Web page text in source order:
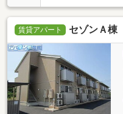
賃貸アパート セゾンＡ棟